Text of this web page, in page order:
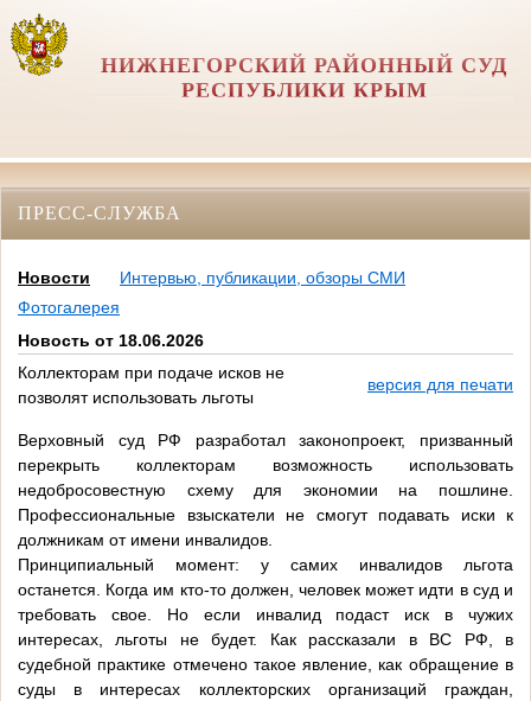
НИЖНЕГОРСКИЙ РАЙОННЫЙ СУД
РЕСПУБЛИКИ КРЫМ
ПРЕСС-СЛУЖБА
Новости
Интервью, публикации, обзоры СМИ
Фотогалерея
Новость от 18.06.2026
Коллекторам при подаче исков не
позволят использовать льготы
версия для печати
Верховный суд РФ разработал законопроект, призванный
перекрыть коллекторам возможность использовать
недобросовестную схему для экономии на пошлине.
Профессиональные взыскатели не смогут подавать иски к
должникам от имени инвалидов.
Принципиальный момент: у самих инвалидов льгота
останется. Когда им кто-то должен, человек может идти в суд и
требовать свое. Но если инвалид подаст иск в чужих
интересах, льготы не будет. Как рассказали в ВС РФ, в
судебной практике отмечено такое явление, как обращение в
суды в интересах коллекторских организаций граждан,